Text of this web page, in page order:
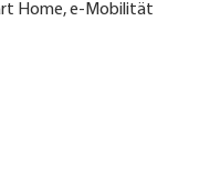
Home, e-Mobilität